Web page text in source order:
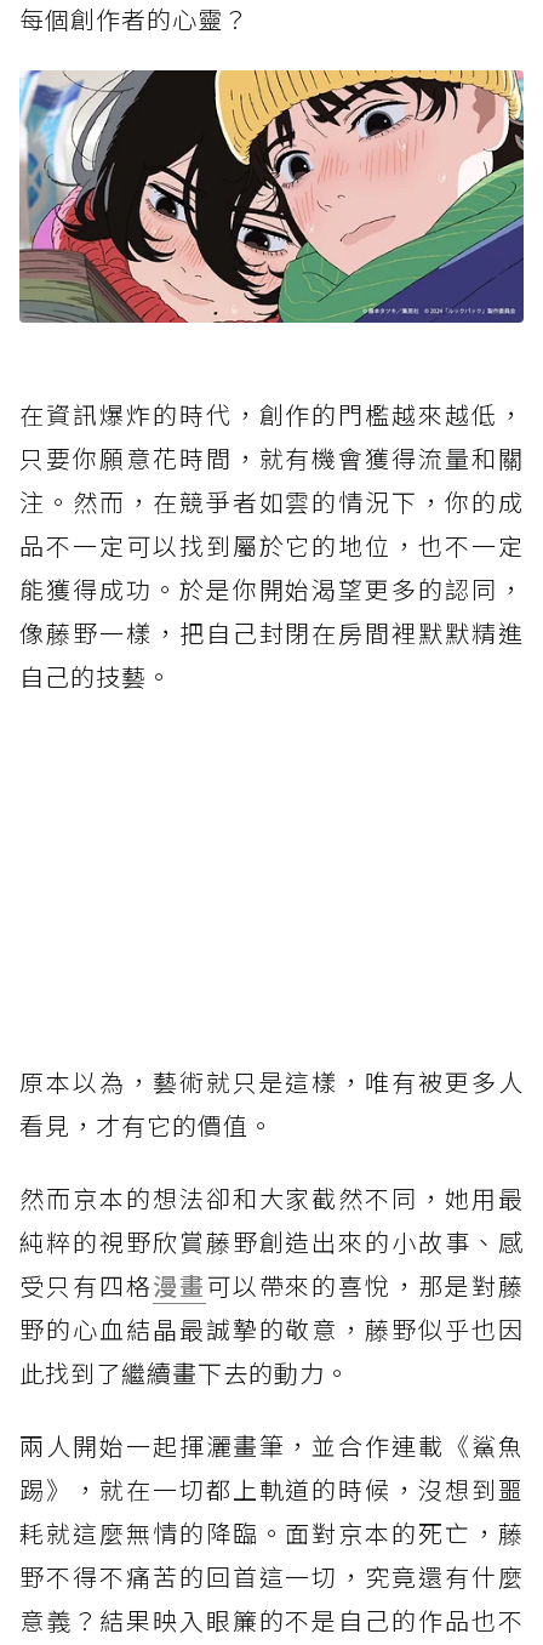
每個創作者的心靈？
在資訊爆炸的時代，創作的門檻越來越低，
只要你願意花時間，就有機會獲得流量和關
注。然而，在競爭者如雲的情況下，你的成
品不一定可以找到屬於它的地位，也不一定
能獲得成功。於是你開始渴望更多的認同，
像藤野一樣，把自己封閉在房間裡默默精進
自己的技藝。
原本以為，藝術就只是這樣，唯有被更多人
看見，才有它的價值。
然而京本的想法卻和大家截然不同，她用最
純粹的視野欣賞藤野創造出來的小故事、感
受只有四格漫畫可以帶來的喜悅，那是對藤
野的心血結晶最誠摯的敬意，藤野似乎也因
此找到了繼續畫下去的動力。
兩人開始一起揮灑畫筆，並合作連載《鯊魚
踢》，就在一切都上軌道的時候，沒想到噩
耗就這麼無情的降臨。面對京本的死亡，藤
野不得不痛苦的回首這一切，究竟還有什麼
意義？結果映入眼簾的不是自己的作品也不